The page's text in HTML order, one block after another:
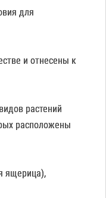
для
и отнесены к
растений
расположены
ящерица),